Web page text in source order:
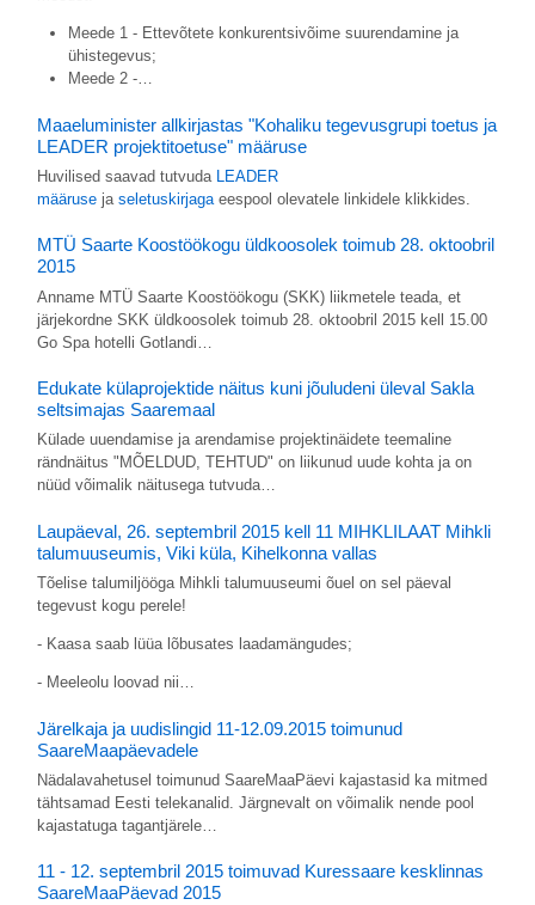
Meede 1 - Ettevõtete konkurentsivõime suurendamine ja
ühistegevus;
Meede 2 -…
Maaeluminister allkirjastas "Kohaliku tegevusgrupi toetus ja
LEADER projektitoetuse" määruse
Huvilised saavad tutvuda
LEADER
määruseja seletuskirjagaeespool olevatele linkidele klikkides.
MTÜ Saarte Koostöökogu üldkoosolek toimub 28. oktoobril
2015
Anname MTÜ Saarte Koostöökogu (SKK) liikmetele teada, et
järjekordne SKK üldkoosolek toimub 28. oktoobril 2015 kell 15.00
Go Spa hotelli Gotlandi…
Edukate külaprojektide näitus kuni jõuludeni üleval Sakla
seltsimajas Saaremaal
Külade uuendamise ja arendamise projektinäidete teemaline
rändnäitus "MÕELDUD, TEHTUD" on liikunud uude kohta ja on
nüüd võimalik näitusega tutvuda…
Laupäeval, 26. septembril 2015 kell 11 MIHKLILAAT Mihkli
talumuuseumis, Viki küla, Kihelkonna vallas
Tõelise talumiljööga Mihkli talumuuseumi õuel on sel päeval
tegevust kogu perele!
- Kaasa saab lüüa lõbusates laadamängudes;
- Meeleolu loovad nii…
Järelkaja ja uudislingid 11-12.09.2015 toimunud
SaareMaapäevadele
Nädalavahetusel toimunud SaareMaaPäevi kajastasid ka mitmed
tähtsamad Eesti telekanalid. Järgnevalt on võimalik nende pool
kajastatuga tagantjärele…
11 - 12. septembril 2015 toimuvad Kuressaare kesklinnas
SaareMaaPäevad 2015